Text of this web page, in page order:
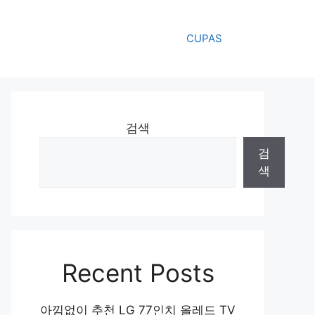
CUPAS
검색
검
색
Recent Posts
아낌없이 추천 LG 77인치 올레드 TV